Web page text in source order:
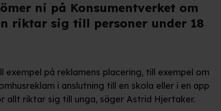
ni på Konsumentverket om
riktar sig till personer under 18
exempel på reklamens placering, till exempel om
i anslutning till en skola eller i en app
allt riktar sig till unga, säger Astrid Hjertaker.